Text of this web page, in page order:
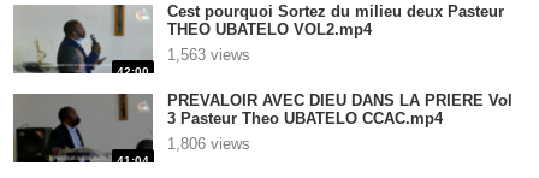
42:00
Cest pourquoi Sortez du milieu deux Pasteur
THEO UBATELO VOL2.mp4
1,563 views
41:04
PREVALOIR AVEC DIEU DANS LA PRIERE Vol
3 Pasteur Theo UBATELO CCAC.mp4
1,806 views